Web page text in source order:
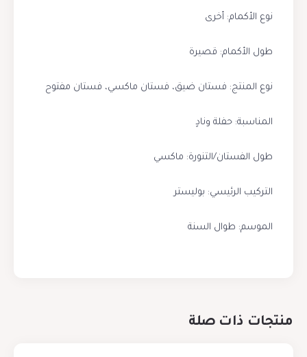
نوع الأكمام: أخرى
طول الأكمام: قصيرة
نوع المنتج: فستان ضيق، فستان ماكسي، فستان مفتوح
المناسبة: حفلة ونادٍ
طول الفستان/التنورة: ماكسي
التركيب الرئيسي: بوليستر
الموسم: طوال السنة
منتجات ذات صلة